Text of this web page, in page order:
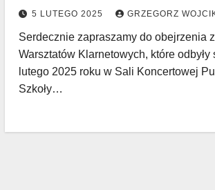
5 LUTEGO 2025 GRZEGORZ
Serdecznie zapraszamy do obejrzenia
Warsztatów Klarnetowych, które odbyły
lutego 2025 roku w Sali Koncertowej
Szkoły…